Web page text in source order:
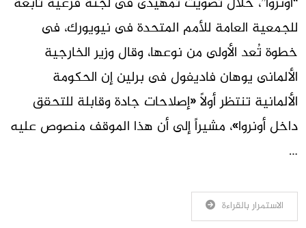
للجمعية العامة للأمم المتحدة فى نيويورك، فى
خطوة تُعد الأولى من نوعها، وقال وزير الخارجية
الألمانى يوهان فاديفول فى برلين إن الحكومة
الألمانية تنتظر أولاً «إصلاحات جادة وقابلة للتحقق
داخل أونروا»، مشيراً إلى أن هذا الموقف منصوص عليه
…
الاستمرار بالقراءة